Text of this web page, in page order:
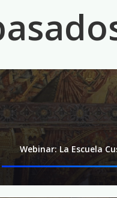
Webinar: La Escuela